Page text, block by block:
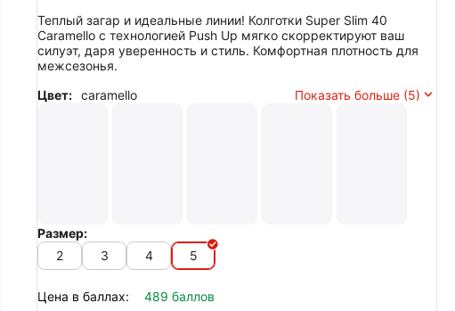
Теплый загар и идеальные линии! Колготки Super Slim 40
Caramello с технологией Push Up мягко скорректируют ваш
силуэт, даря уверенность и стиль. Комфортная плотность для
межсезонья.
Цвет: caramello Показать больше (5)
Размер:
2
3 4 5
Цена в баллах:
489 баллов